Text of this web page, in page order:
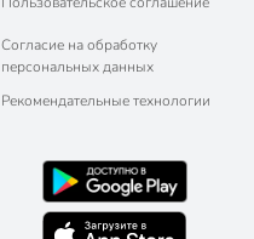
Согласие на обработку
персональных данных
Рекомендательные технологии